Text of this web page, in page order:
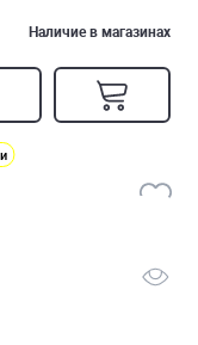
Наличие в магазинах